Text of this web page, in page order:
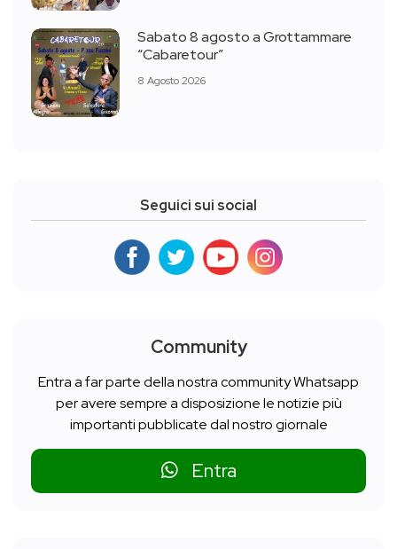
Sabato 8 agosto a Grottammare
“Cabaretour”
8 Agosto 2026
Seguici sui social
Community
Entra a far parte della nostra community Whatsapp
per avere sempre a disposizione le notizie più
importanti pubblicate dal nostro giornale
Entra